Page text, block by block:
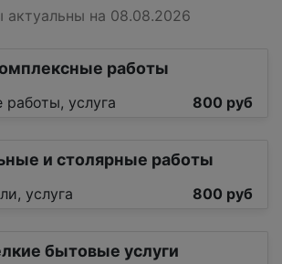
актуальны на 08.08.2026
работы
услуга 800 руб
и столярные работы
услуга 800 руб
бытовые услуги